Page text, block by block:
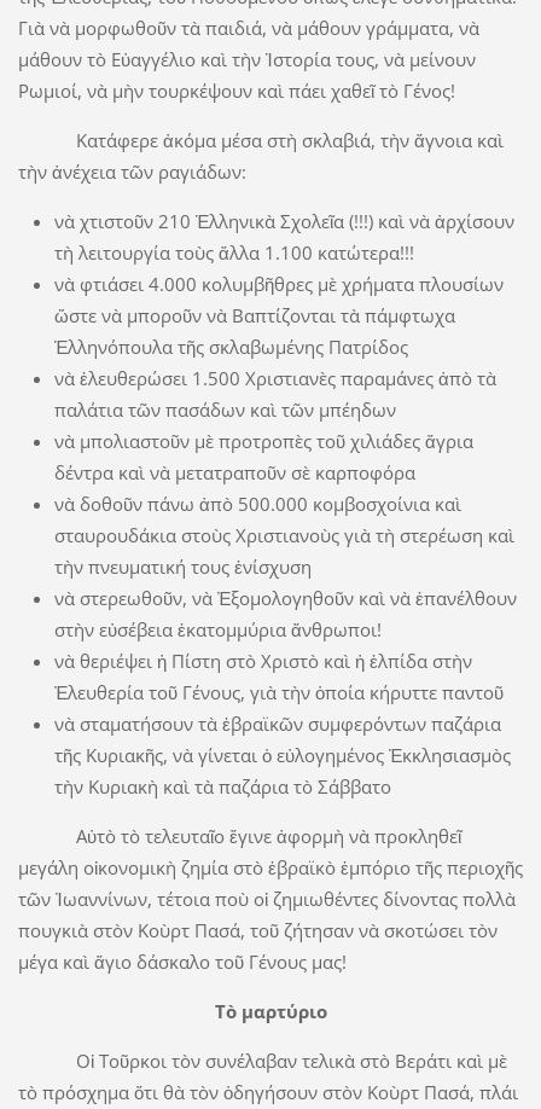
Γιὰ νὰ μορφωθοῦν τὰ παιδιά, νὰ μάθουν γράμματα, νὰ
μάθουν τὸ Εὐαγγέλιο καὶ τὴν Ἱστορία τους, νὰ μείνουν
Ρωμιοί, νὰ μὴν τουρκέψουν καὶ πάει χαθεῖ τὸ Γένος!
Κατάφερε ἀκόμα μέσα στὴ σκλαβιά, τὴν ἄγνοια καὶ
τὴν ἀνέχεια τῶν ραγιάδων:
νὰ χτιστοῦν 210 Ἑλληνικὰ Σχολεῖα (!!!) καὶ νὰ ἀρχίσουν
τὴ λειτουργία τοὺς ἄλλα 1.100 κατώτερα!!!
νὰ φτιάσει 4.000 κολυμβῆθρες μὲ χρήματα πλουσίων
ὥστε νὰ μποροῦν νὰ Βαπτίζονται τὰ πάμφτωχα
Ἑλληνόπουλα τῆς σκλαβωμένης Πατρίδος
νὰ ἐλευθερώσει 1.500 Χριστιανὲς παραμάνες ἀπὸ τὰ
παλάτια τῶν πασάδων καὶ τῶν μπέηδων
νὰ μπολιαστοῦν μὲ προτροπὲς τοῦ χιλιάδες ἄγρια
δέντρα καὶ νὰ μετατραποῦν σὲ καρποφόρα
νὰ δοθοῦν πάνω ἀπὸ 500.000 κομβοσχοίνια καὶ
σταυρουδάκια στοὺς Χριστιανοὺς γιὰ τὴ στερέωση καὶ
τὴν πνευματική τους ἐνίσχυση
νὰ στερεωθοῦν, νὰ Ἐξομολογηθοῦν καὶ νὰ ἐπανέλθουν
στὴν εὐσέβεια ἑκατομμύρια ἄνθρωποι!
νὰ θεριέψει ἡ Πίστη στὸ Χριστὸ καὶ ἡ ἐλπίδα στὴν
Ἐλευθερία τοῦ Γένους, γιὰ τὴν ὁποία κήρυττε παντοῦ
νὰ σταματήσουν τὰ ἑβραϊκῶν συμφερόντων παζάρια
τῆς Κυριακῆς, νὰ γίνεται ὁ εὐλογημένος Ἐκκλησιασμὸς
τὴν Κυριακὴ καὶ τὰ παζάρια τὸ Σάββατο
Αὐτὸ τὸ τελευταῖο ἔγινε ἀφορμὴ νὰ προκληθεῖ
μεγάλη οἰκονομικὴ ζημία στὸ ἑβραϊκὸ ἐμπόριο τῆς περιοχῆς
τῶν Ἰωαννίνων, τέτοια ποὺ οἱ ζημιωθέντες δίνοντας πολλὰ
πουγκιὰ στὸν Κοὺρτ Πασά, τοῦ ζήτησαν νὰ σκοτώσει τὸν
μέγα καὶ ἅγιο δάσκαλο τοῦ Γένους μας!
Τὸ μαρτύριο
Οἱ Τοῦρκοι τὸν συνέλαβαν τελικὰ στὸ Βεράτι καὶ μὲ
τὸ πρόσχημα ὅτι θὰ τὸν ὁδηγήσουν στὸν Κοὺρτ Πασά, πλάι